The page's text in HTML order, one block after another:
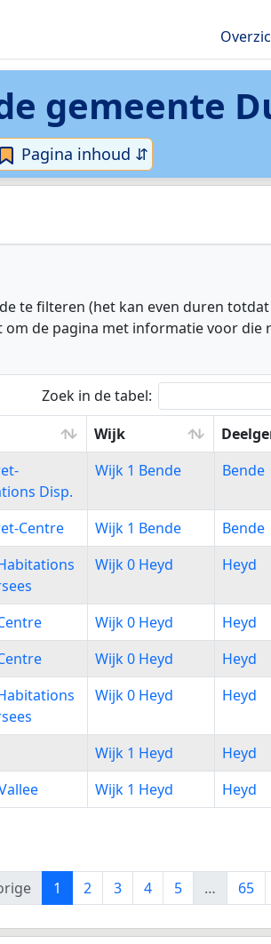
gemeente
Pagina inhoud ⇵
te filteren (het kan even duren
om de pagina met informatie voor die
Zoek in de tabel:
Wijk
Wijk
Disp.
Wijk 1 Bende Bende
Centre Wijk 1 Bende
Bende
Wijk 0 Heyd Heyd
Wijk 0 Heyd
Heyd
Wijk 0 Heyd
Heyd
Wijk 0 Heyd Heyd
Wijk 1 Heyd
Heyd
Wijk 1 Heyd Heyd
1 2 3 4 5 … 65